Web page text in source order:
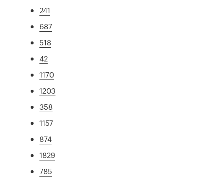
241
687
518
42
1170
1203
358
1157
874
1829
785